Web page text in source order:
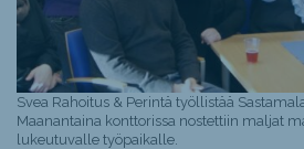
Svea Rahoitus & Perintä työllistää
Maanantaina konttorissa nostettiin maljat
lukeutuvalle työpaikalle.